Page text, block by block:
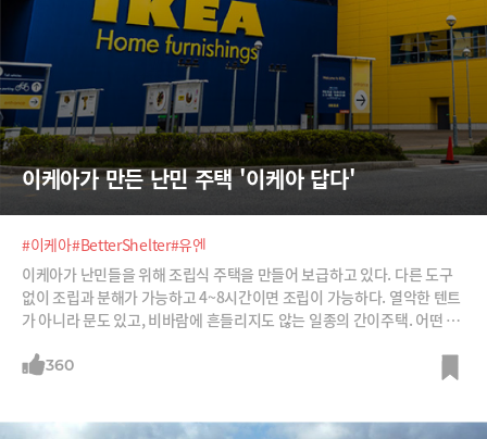
이케아가 만든 난민 주택 '이케아 답다'
#이케아#BetterShelter#유엔
이케아가 난민들을 위해 조립식 주택을 만들어 보급하고 있다. 다른 도구
없이 조립과 분해가 가능하고 4~8시간이면 조립이 가능하다. 열악한 텐트
가 아니라 문도 있고, 비바람에 흔들리지도 않는 일종의 간이주택. 어떤 주
360